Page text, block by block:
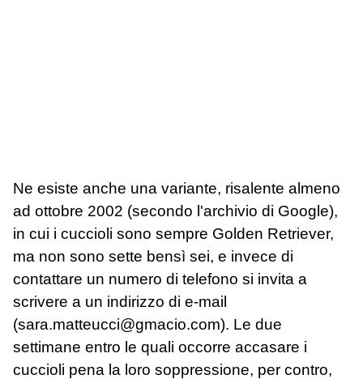
Ne esiste anche una variante, risalente almeno
ad ottobre 2002 (secondo l'archivio di Google),
in cui i cuccioli sono sempre Golden Retriever,
ma non sono sette bensì sei, e invece di
contattare un numero di telefono si invita a
scrivere a un indirizzo di e-mail
(sara.matteucci@gmacio.com). Le due
settimane entro le quali occorre accasare i
cuccioli pena la loro soppressione, per contro,